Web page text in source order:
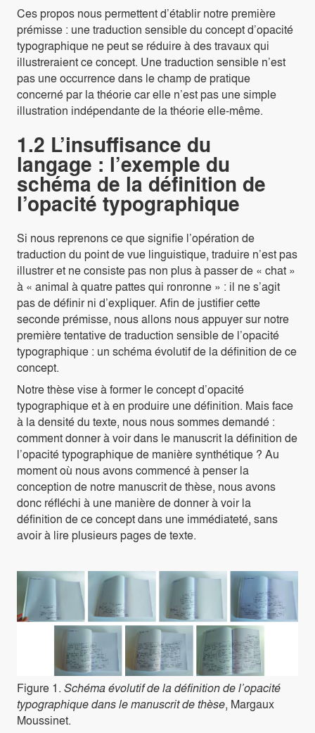
Ces propos nous permettent d’établir notre première
prémisse : une traduction sensible du concept d’opacité
typographique ne peut se réduire à des travaux qui
illustreraient ce concept. Une traduction sensible n’est
pas une occurrence dans le champ de pratique
concerné par la théorie car elle n’est pas une simple
illustration indépendante de la théorie elle-même.
1.2 L’insuffisance du
langage : l’exemple du
schéma de la définition de
l’opacité typographique
Si nous reprenons ce que signifie l’opération de
traduction du point de vue linguistique, traduire n’est pas
illustrer et ne consiste pas non plus à passer de « chat »
à « animal à quatre pattes qui ronronne » : il ne s’agit
pas de définir ni d’expliquer. Afin de justifier cette
seconde prémisse, nous allons nous appuyer sur notre
première tentative de traduction sensible de l’opacité
typographique : un schéma évolutif de la définition de ce
concept.
Notre thèse vise à former le concept d’opacité
typographique et à en produire une définition. Mais face
à la densité du texte, nous nous sommes demandé :
comment donner à voir dans le manuscrit la définition de
l’opacité typographique de manière synthétique ? Au
moment où nous avons commencé à penser la
conception de notre manuscrit de thèse, nous avons
donc réfléchi à une manière de donner à voir la
définition de ce concept dans une immédiateté, sans
avoir à lire plusieurs pages de texte.
Figure 1. Schéma évolutif de la définition de l’opacité
typographique dans le manuscrit de thèse, Margaux
Moussinet.